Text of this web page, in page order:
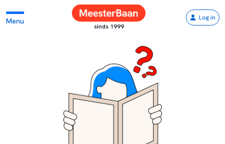
Menu
sinds 1999
Log in